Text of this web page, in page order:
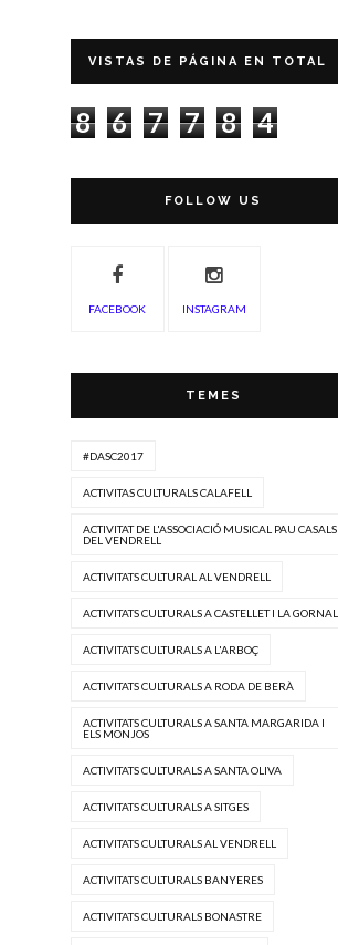
VISTAS DE PÁGINA EN TOTAL
8 6 7 7 8 4
FOLLOW US
FACEBOOK INSTAGRAM
TEMES
#DASC2017
ACTIVITAS CULTURALS CALAFELL
ACTIVITAT DE L'ASSOCIACIÓ MUSICAL PAU CASALS
DEL VENDRELL
ACTIVITATS CULTURAL AL VENDRELL
ACTIVITATS CULTURALS A CASTELLET I LA GORNAL
ACTIVITATS CULTURALS A L'ARBOÇ
ACTIVITATS CULTURALS A RODA DE BERÀ
ACTIVITATS CULTURALS A SANTA MARGARIDA I
ELS MONJOS
ACTIVITATS CULTURALS A SANTA OLIVA
ACTIVITATS CULTURALS A SITGES
ACTIVITATS CULTURALS AL VENDRELL
ACTIVITATS CULTURALS BANYERES
ACTIVITATS CULTURALS BONASTRE